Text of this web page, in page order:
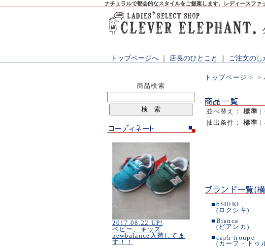
ナチュラルで都会的なスタイルをご提案します。レディースファ
トップページへ 店長のひとこと ご注文のし
商品検索
2017.08.22 UP!
ベビー、キッズ
newbalance入荷してま
す！！
トップページ >
>
並べ替え：標準 ｜
抽出条件：標準 ｜
■ 6SHiKi
(ロクシキ)
■ Bianca
(ビアンカ)
■ caph troupe
(カーフ・トゥ